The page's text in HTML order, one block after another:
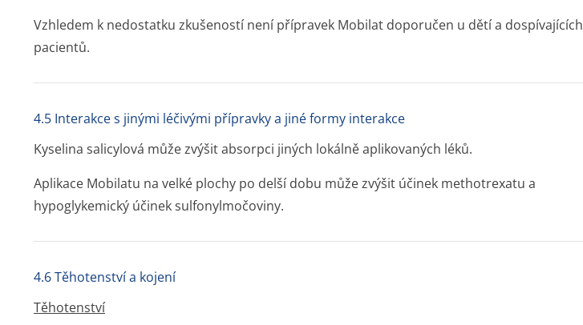
Vzhledem k nedostatku zkušeností není přípravek Mobilat doporučen u dětí a dospívajících
pacientů.
4.5 Interakce s jinými léčivými přípravky a jiné formy interakce
Kyselina salicylová může zvýšit absorpci jiných lokálně aplikovaných léků.
Aplikace Mobilatu na velké plochy po delší dobu může zvýšit účinek methotrexatu a
hypoglykemický účinek sulfonylmočoviny.
4.6 Těhotenství a kojení
Těhotenství